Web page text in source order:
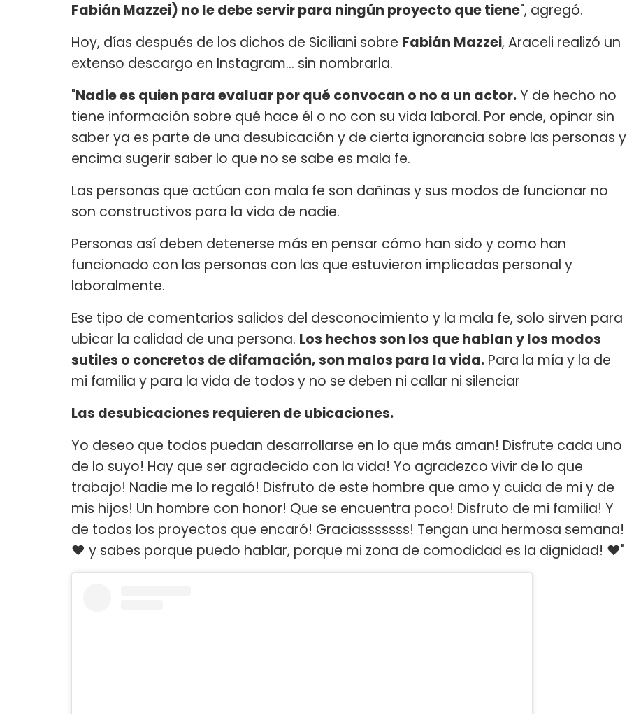
Fabián Mazzei) no le debe servir para ningún proyecto que tiene", agregó.
Hoy, días después de los dichos de Siciliani sobre Fabián Mazzei, Araceli realizó un
extenso descargo en Instagram... sin nombrarla.
"Nadie es quien para evaluar por qué convocan o no a un actor.Y de hecho no
tiene información sobre qué hace él o no con su vida laboral. Por ende, opinar sin
saber ya es parte de una desubicación y de cierta ignorancia sobre las personas y
encima sugerir saber lo que no se sabe es mala fe.
Las personas que actúan con mala fe son dañinas y sus modos de funcionar no
son constructivos para la vida de nadie.
Personas así deben detenerse más en pensar cómo han sido y como han
funcionado con las personas con las que estuvieron implicadas personal y
laboralmente.
Ese tipo de comentarios salidos del desconocimiento y la mala fe, solo sirven para
ubicar la calidad de una persona. Los hechos son los que hablan y los modos
sutiles o concretos de difamación, son malos para la vida. Para la mía y la de
mi familia y para la vida de todos y no se deben ni callar ni silenciar
Las desubicaciones requieren de ubicaciones.
Yo deseo que todos puedan desarrollarse en lo que más aman! Disfrute cada uno
de lo suyo! Hay que ser agradecido con la vida! Yo agradezco vivir de lo que
trabajo! Nadie me lo regaló! Disfruto de este hombre que amo y cuida de mi y de
mis hijos! Un hombre con honor! Que se encuentra poco! Disfruto de mi familia! Y
de todos los proyectos que encaró! Graciasssssss! Tengan una hermosa semana!
❤️ y sabes porque puedo hablar, porque mi zona de comodidad es la dignidad! ❤️"